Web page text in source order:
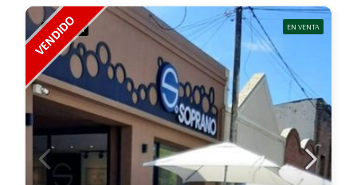
DESTACADA EN VENTA